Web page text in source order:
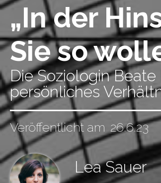
„In der
Sie so
Die Soziologin Beate
persönliches
Veröffentlicht am 26.6.23
Lea Sauer